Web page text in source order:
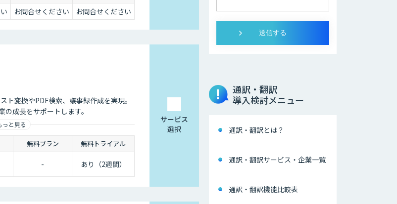
お問合せください お問合せください
ト変換やPDF検索、議事録作成を実現。
成長をサポートします。
っと見る
無料プラン 無料トライアル
- あり（2週間）
サービス
選択
通訳・翻訳
導入検討メニュー
通訳・翻訳とは？
通訳・翻訳サービス・企業一覧
通訳・翻訳機能比較表